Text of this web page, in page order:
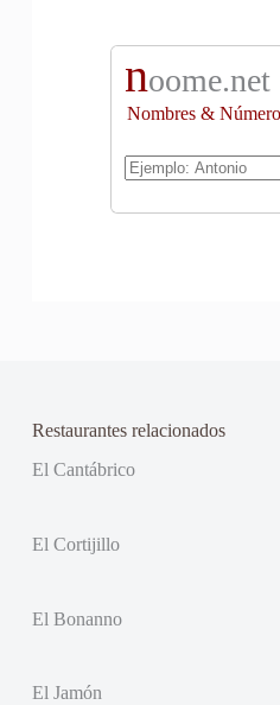
noome.net
Nombres &
Restaurantes relacionados
El Cantábrico
El Cortijillo
El Bonanno
El Jamón